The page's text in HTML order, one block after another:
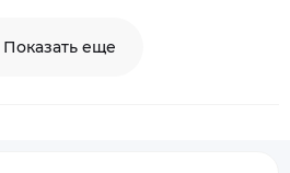
Показать еще